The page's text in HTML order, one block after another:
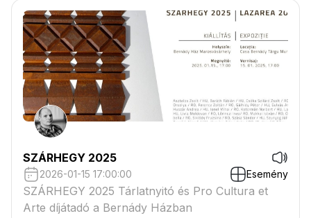
SZÁRHEGY 2025
2026-01-15 17:00:00 Esemény
SZÁRHEGY 2025 Tárlatnyitó és Pro Cultura et
Arte díjátadó a Bernády Házban